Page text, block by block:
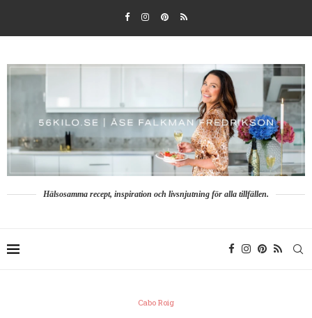
Hälsosamma recept, inspiration och livsnjutning för alla tillfällen.
Cabo Roig